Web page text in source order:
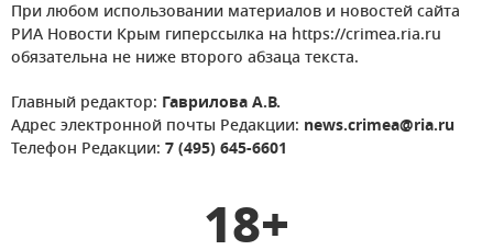
При любом использовании материалов и новостей сайта
РИА Новости Крым гиперссылка на https://crimea.ria.ru
обязательна не ниже второго абзаца текста.
Главный редактор: Гаврилова А.В.
Адрес электронной почты Редакции: news.crimea@ria.ru
Телефон Редакции: 7 (495) 645-6601
18+